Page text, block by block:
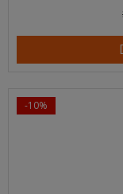
-10%